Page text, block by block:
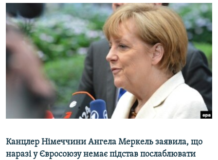
Перейти
до
пошуку
ІНТЕРВ'Ю
ВСЕ ЗА ДЕНЬ
СПЕЦПРОЕКТИ
ДЕПОРТАЦІЯ
ВІДЕОУРОКИ «ELIFBE»
СВІДЧЕННЯ ОКУПАЦІЇ
ІНФОГРАФІКА
ЯК ОБІЙТИ БЛОКУВАННЯ
Qırımtatar
ДОЛУЧАЙСЯ!
Канцлер Німеччини Ангела Меркель заявила, що
наразі у Євросоюзу немає підстав послаблювати